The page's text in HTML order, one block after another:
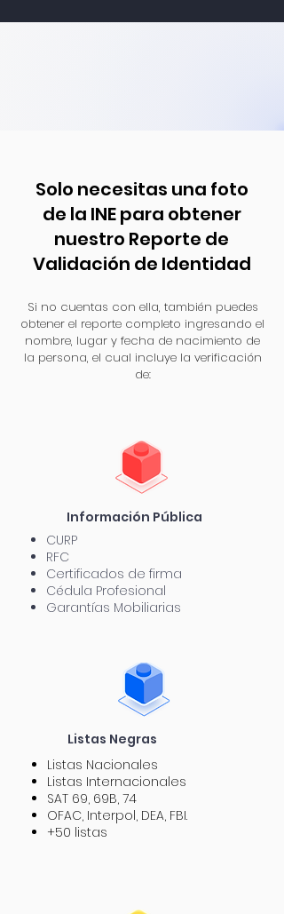
Solo necesitas una foto
de la INE para obtener
nuestro Reporte de
Validación de Identidad
Información Pública
CURP
RFC
Certificados de firma
Cédula Profesional
Garantías Mobiliarias
Si no cuentas con ella, también puedes
obtener el reporte completo ingresando el
nombre, lugar y fecha de nacimiento de
la persona, el cual incluye la verificación
de:
Listas Negras
Listas Nacionales
Listas Internacionales
SAT 69, 69B, 74
OFAC, Interpol, DEA, FBI.
+50 listas